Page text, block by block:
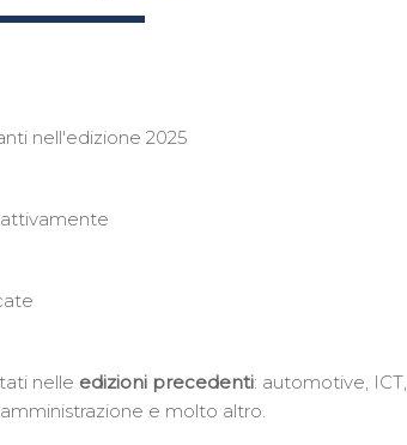
nell'edizione 2025
nelle edizioni precedenti: automotive,
e molto altro.